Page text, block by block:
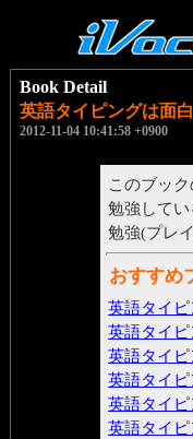
Book Detail
英語タイピングは面
2012-11-04 10:41:58 +0900
このブッ
勉強して
勉強(プレ
おすすめ
英語タイ
英語タイ
英語タイ
英語タイ
英語タイ
英語タイ